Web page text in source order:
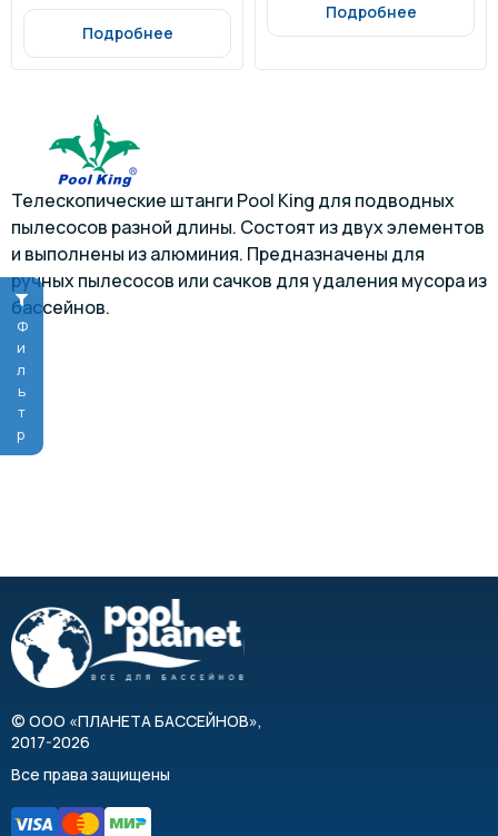
Фильтр
Подробнее
Подробнее
Телескопические штанги Pool King для подводных
пылесосов разной длины. Состоят из двух элементов
и выполнены из алюминия. Предназначены для
ручных пылесосов или сачков для удаления мусора из
бассейнов.
© ООО «ПЛАНЕТА БАССЕЙНОВ»,
2017-2026
Все права защищены